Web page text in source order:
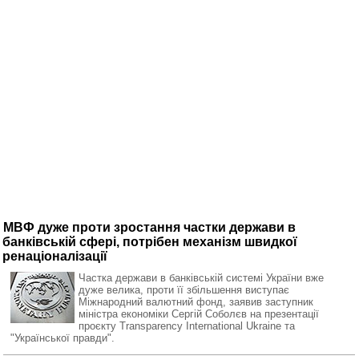
МВФ дуже проти зростання частки держави в
банківській сфері, потрібен механізм швидкої
ренаціоналізації
Частка держави в банківській системі України вже
дуже велика, проти її збільшення виступає
Міжнародний валютний фонд, заявив заступник
міністра економіки Сергій Соболєв на презентації
проєкту Transparency International Ukraine та
"Української правди".